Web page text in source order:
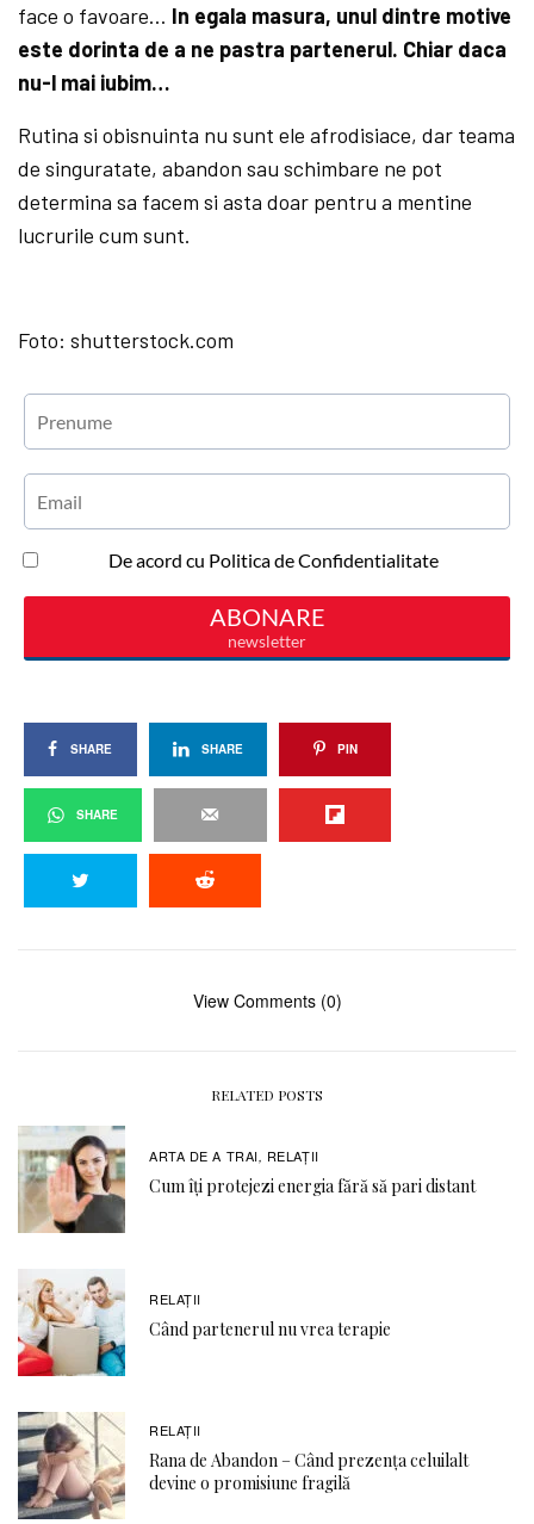
face o favoare… In egala masura, unul dintre motive
este dorinta de a ne pastra partenerul. Chiar daca
nu-l mai iubim…
Rutina si obisnuinta nu sunt ele afrodisiace, dar teama
de singuratate, abandon sau schimbare ne pot
determina sa facem si asta doar pentru a mentine
lucrurile cum sunt.
Foto: shutterstock.com
SHARE SHARE PIN
SHARE
View Comments (0)
RELATED POSTS
ARTA DE A TRAI, RELAŢII
Cum îți protejezi energia fără să pari distant
RELAŢII
Când partenerul nu vrea terapie
RELAŢII
Rana de Abandon – Când prezența celuilalt
devine o promisiune fragilă